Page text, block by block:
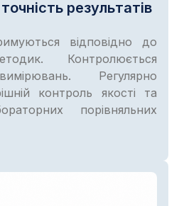
результатів
відповідно до
Контролюється
Регулярно
контроль якості та
порівняльних